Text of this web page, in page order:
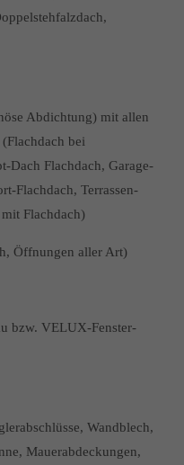
Abdichtung) mit allen
bei
Dach Flachdach, Garage-
Flachdach, Terrassen-
Flachdach)
Öffnungen aller Art)
bzw. VELUX-Fenster-
Wandblech,
Mauerabdeckungen,